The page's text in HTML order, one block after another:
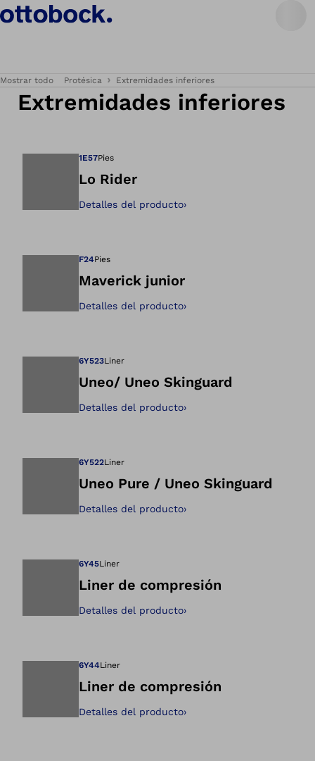
Mostrar todo Protésica Extremidades inferiores
Extremidades inferiores
1E57Pies
Lo Rider
Detalles del producto›
F24Pies
Maverick junior
Detalles del producto›
6Y523Liner
Uneo/ Uneo Skinguard
Detalles del producto›
6Y522Liner
Uneo Pure / Uneo Skinguard
Detalles del producto›
6Y45Liner
Liner de compresión
Detalles del producto›
6Y44Liner
Liner de compresión
Detalles del producto›